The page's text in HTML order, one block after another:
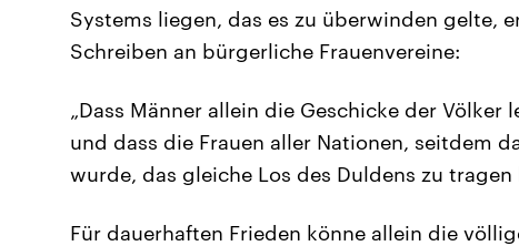
Systems liegen, das es zu überwinden gelte,
Schreiben an bürgerliche Frauenvereine:
„Dass Männer allein die Geschicke der
und dass die Frauen aller Nationen, seitdem
wurde, das gleiche Los des Duldens zu tragen
Für dauerhaften Frieden könne allein die